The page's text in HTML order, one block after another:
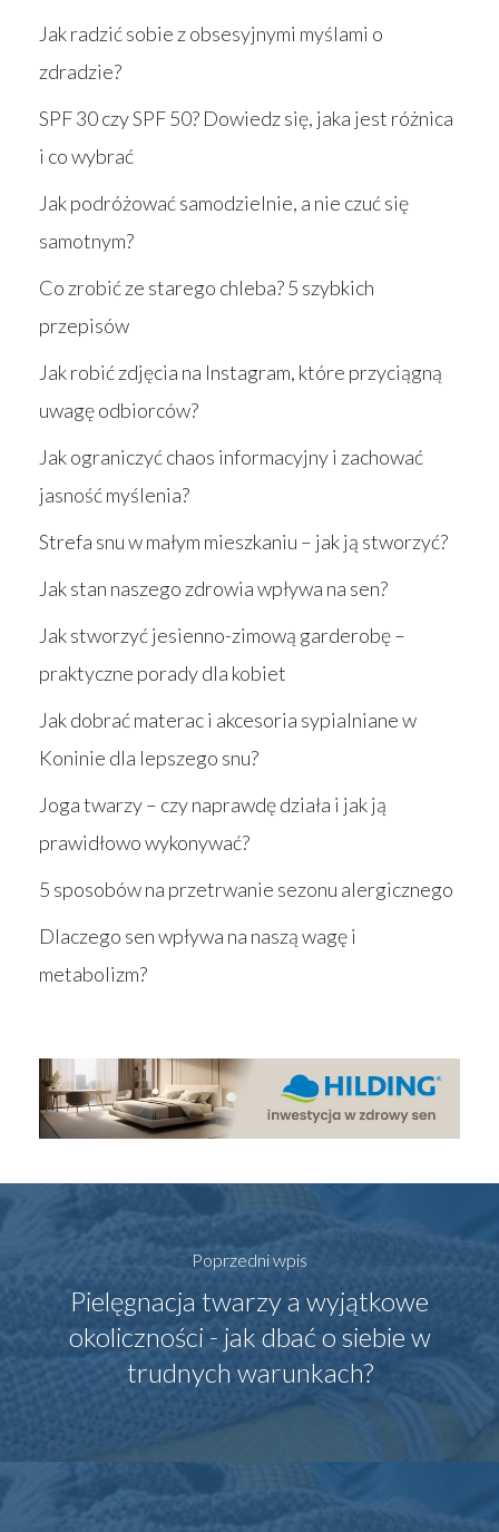
Jak radzić sobie z obsesyjnymi myślami o
zdradzie?
SPF 30 czy SPF 50? Dowiedz się, jaka jest różnica
i co wybrać
Jak podróżować samodzielnie, a nie czuć się
samotnym?
Co zrobić ze starego chleba? 5 szybkich
przepisów
Jak robić zdjęcia na Instagram, które przyciągną
uwagę odbiorców?
Jak ograniczyć chaos informacyjny i zachować
jasność myślenia?
Strefa snu w małym mieszkaniu – jak ją stworzyć?
Jak stan naszego zdrowia wpływa na sen?
Jak stworzyć jesienno-zimową garderobę –
praktyczne porady dla kobiet
Jak dobrać materac i akcesoria sypialniane w
Koninie dla lepszego snu?
Joga twarzy – czy naprawdę działa i jak ją
prawidłowo wykonywać?
5 sposobów na przetrwanie sezonu alergicznego
Dlaczego sen wpływa na naszą wagę i
metabolizm?
Poprzedni wpis
Pielęgnacja twarzy a wyjątkowe
okoliczności - jak dbać o siebie w
trudnych warunkach?